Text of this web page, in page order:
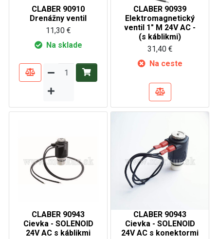
CLABER 90910
Drenážny ventil
11,30 €
Na sklade
CLABER 90939
Elektromagnetický
ventil 1" M 24V AC -
(s káblikmi)
31,40 €
Na ceste
CLABER 90943
Cievka - SOLENOID
24V AC s káblikmi
CLABER 90943
Cievka - SOLENOID
24V AC s konektormi